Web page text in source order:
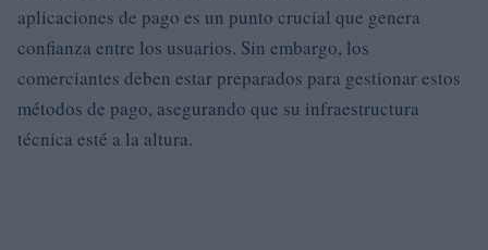
aplicaciones de pago es un punto crucial que genera
confianza entre los usuarios. Sin embargo, los
comerciantes deben estar preparados para gestionar estos
métodos de pago, asegurando que su infraestructura
técnica esté a la altura.